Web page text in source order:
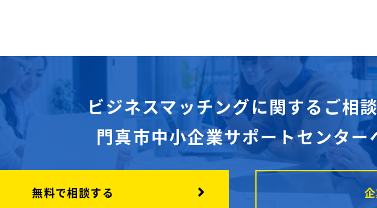
ビジネスマッチングに関するご相
門真市中小企業サポートセンター
無料で相談する